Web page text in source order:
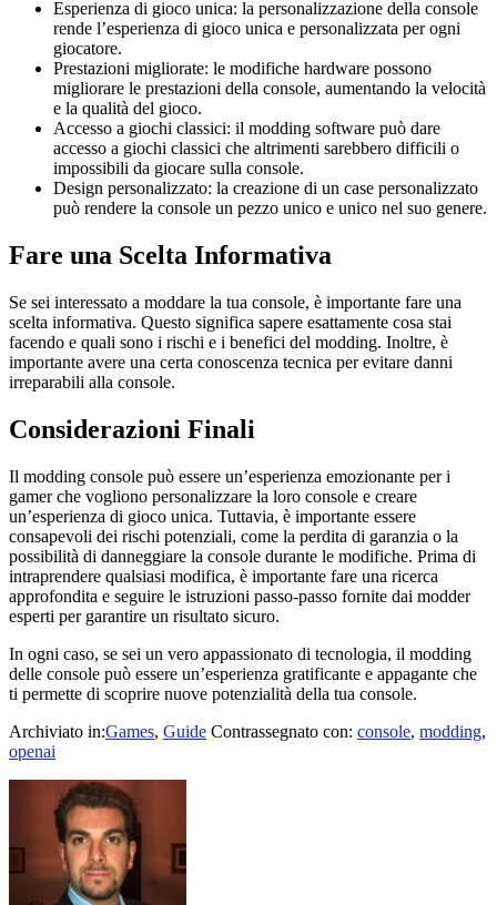
Esperienza di gioco unica: la personalizzazione della console
rende l’esperienza di gioco unica e personalizzata per ogni
giocatore.
Prestazioni migliorate: le modifiche hardware possono
migliorare le prestazioni della console, aumentando la velocità
e la qualità del gioco.
Accesso a giochi classici: il modding software può dare
accesso a giochi classici che altrimenti sarebbero difficili o
impossibili da giocare sulla console.
Design personalizzato: la creazione di un case personalizzato
può rendere la console un pezzo unico e unico nel suo genere.
Fare una Scelta Informativa
Se sei interessato a moddare la tua console, è importante fare una
scelta informativa. Questo significa sapere esattamente cosa stai
facendo e quali sono i rischi e i benefici del modding. Inoltre, è
importante avere una certa conoscenza tecnica per evitare danni
irreparabili alla console.
Considerazioni Finali
Il modding console può essere un’esperienza emozionante per i
gamer che vogliono personalizzare la loro console e creare
un’esperienza di gioco unica. Tuttavia, è importante essere
consapevoli dei rischi potenziali, come la perdita di garanzia o la
possibilità di danneggiare la console durante le modifiche. Prima di
intraprendere qualsiasi modifica, è importante fare una ricerca
approfondita e seguire le istruzioni passo-passo fornite dai modder
esperti per garantire un risultato sicuro.
In ogni caso, se sei un vero appassionato di tecnologia, il modding
delle console può essere un’esperienza gratificante e appagante che
ti permette di scoprire nuove potenzialità della tua console.
Archiviato in:Games, Guide Contrassegnato con: console, modding,
openai